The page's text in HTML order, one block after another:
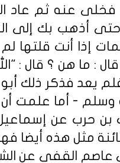
عنه ثم عاد
أذهب بك إلى
إذا أنت قلتها
: ما هن ؟ قال :
يعد فذكر ذلك
وسلم - أما علمت
بن حرب عن
مثل هذه أيضا
عاصم القفي عن